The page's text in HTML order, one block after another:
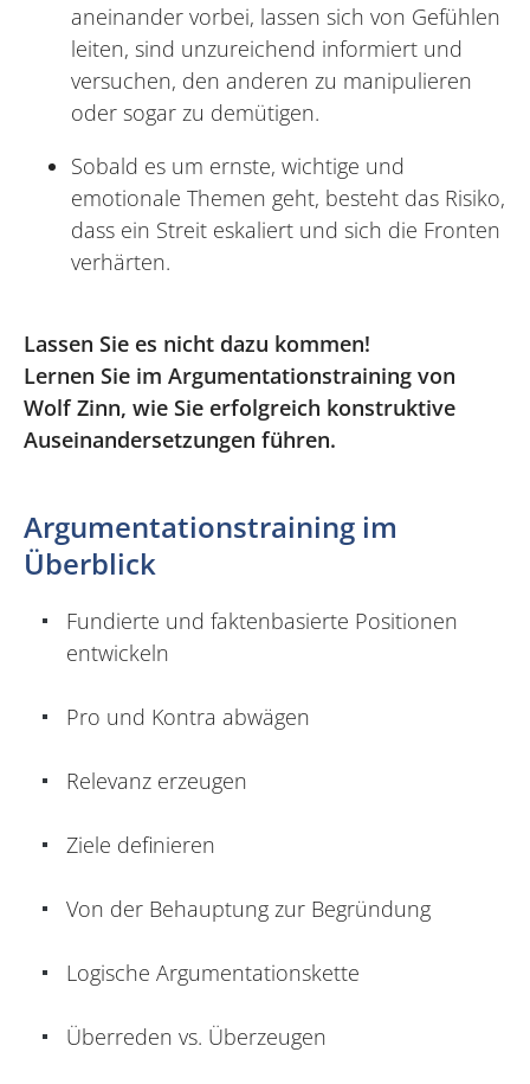
aneinander vorbei, lassen sich von Gefühlen
leiten, sind unzureichend informiert und
versuchen, den anderen zu manipulieren
oder sogar zu demütigen.
Sobald es um ernste, wichtige und
emotionale Themen geht, besteht das Risiko,
dass ein Streit eskaliert und sich die Fronten
verhärten.
Lassen Sie es nicht dazu kommen!
Lernen Sie im Argumentationstraining von
Wolf Zinn, wie Sie erfolgreich konstruktive
Auseinandersetzungen führen.
Argumentationstraining im
Überblick
Fundierte und faktenbasierte Positionen
entwickeln
Pro und Kontra abwägen
Relevanz erzeugen
Ziele definieren
Von der Behauptung zur Begründung
Logische Argumentationskette
Überreden vs. Überzeugen